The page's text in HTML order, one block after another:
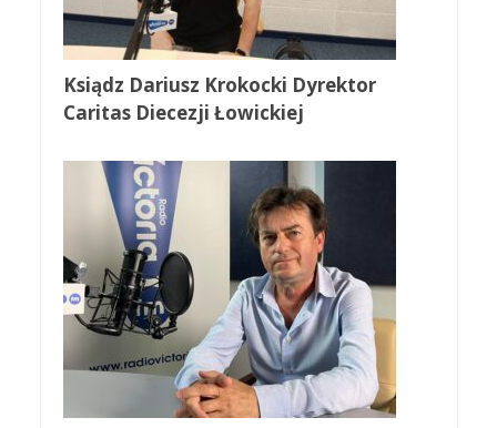
Ksiądz Dariusz Krokocki Dyrektor
Caritas Diecezji Łowickiej